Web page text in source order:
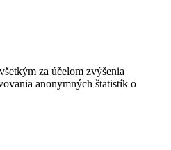
za účelom zvýšenia
anonymných štatistík o